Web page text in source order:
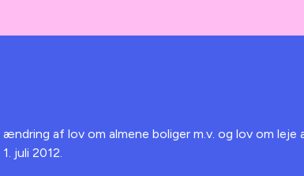
af lov om almene boliger m.v. og lov om leje
juli 2012.